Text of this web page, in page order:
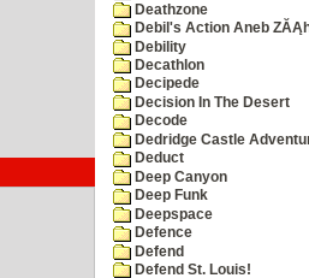
Deathzone
Debil's Action Aneb
Debility
Decathlon
Decipede
Decision In The Desert
Decode
Dedridge Castle
Deduct
Deep Canyon
Deep Funk
Deepspace
Defence
Defend
Defend St. Louis!